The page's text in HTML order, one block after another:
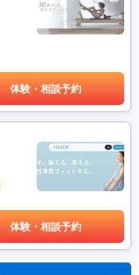
体験・相談予約
体験・相談予約